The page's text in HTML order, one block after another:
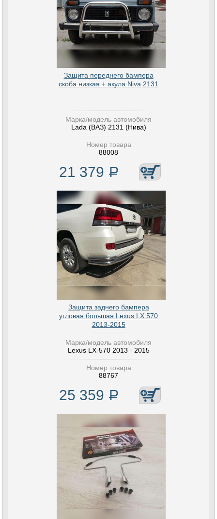
Защита переднего бампера
скоба низкая + акула Niva 2131
Марка/модель автомобиля
Lada (ВАЗ) 2131 (Нива)
Номер товара
88008
21 379 Р
Защита заднего бампера
угловая большая Lexus LX 570
2013-2015
Марка/модель автомобиля
Lexus LX-570 2013 - 2015
Номер товара
88767
25 359 Р